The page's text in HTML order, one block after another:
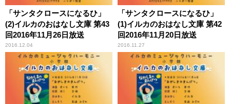
「サンタクロースになるひ」
(2)イルカのおはなし文庫 第43
回2016年11月26日放送
2016.12.04
「サンタクロースになるひ」
(1)イルカのおはなし文庫 第42
回2016年11月20日放送
2016.11.27